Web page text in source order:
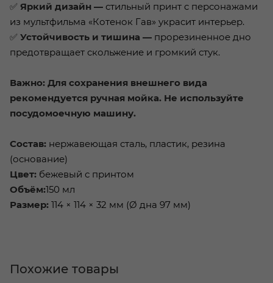
✅ Яркий дизайн — стильный принт с персонажами
из мультфильма «Котенок Гав» украсит интерьер.
✅ Устойчивость и тишина — прорезиненное дно
предотвращает скольжение и громкий стук.
Важно: Для сохранения внешнего вида
рекомендуется ручная мойка. Не используйте
посудомоечную машину.
Состав: нержавеющая сталь, пластик, резина
(основание)
Цвет: бежевый с принтом
Объём:150 мл
Размер: 114 × 114 × 32 мм (Ø дна 97 мм)
Похожие товары